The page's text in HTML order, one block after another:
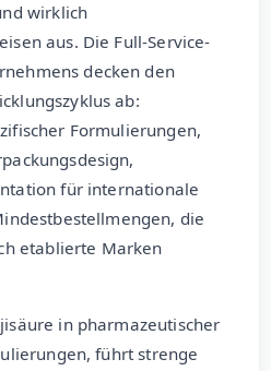
wirklich
aus. Die Full-Service-
decken den
ab:
Formulierungen,
für internationale
die
etablierte Marken
in pharmazeutischer
führt strenge